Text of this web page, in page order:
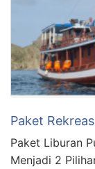
Paket
Paket Liburan
Menjadi 2